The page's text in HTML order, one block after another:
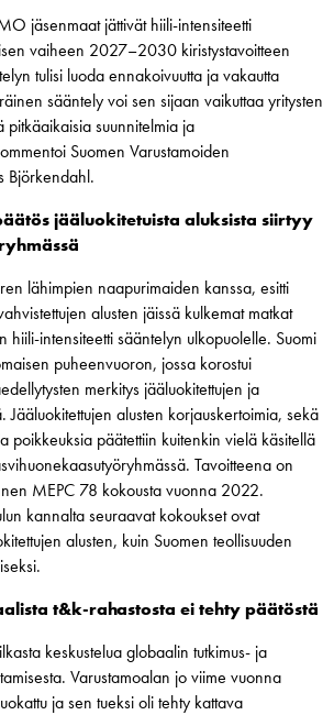
jäsenmaat jättivät hiili-intensiteetti
vaiheen 2027–2030 kiristystavoitteen
tulisi luoda ennakoivuutta ja vakautta
sääntely voi sen sijaan vaikuttaa yritysten
pitkäaikaisia suunnitelmia ja
Suomen Varustamoiden
Björkendahl.
jääluokitetuista aluksista siirtyy
lähimpien naapurimaiden kanssa, esitti
alusten jäissä kulkemat matkat
hiili-intensiteetti sääntelyn ulkopuolelle. Suomi
puheenvuoron, jossa korostui
merkitys jääluokitettujen ja
Jääluokitettujen alusten korjauskertoimia, sekä
poikkeuksia päätettiin kuitenkin vielä käsitellä
Tavoitteena on
MEPC 78 kokousta vuonna 2022.
kannalta seuraavat kokoukset ovat
alusten, kuin Suomen teollisuuden
t&k-rahastosta ei tehty päätöstä
keskustelua globaalin tutkimus- ja
Varustamoalan jo viime vuonna
ja sen tueksi oli tehty kattava